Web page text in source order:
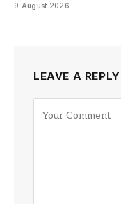
9 August 2026
LEAVE A REPLY